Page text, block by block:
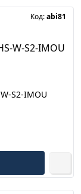
Код:abi81
S2-IMOU